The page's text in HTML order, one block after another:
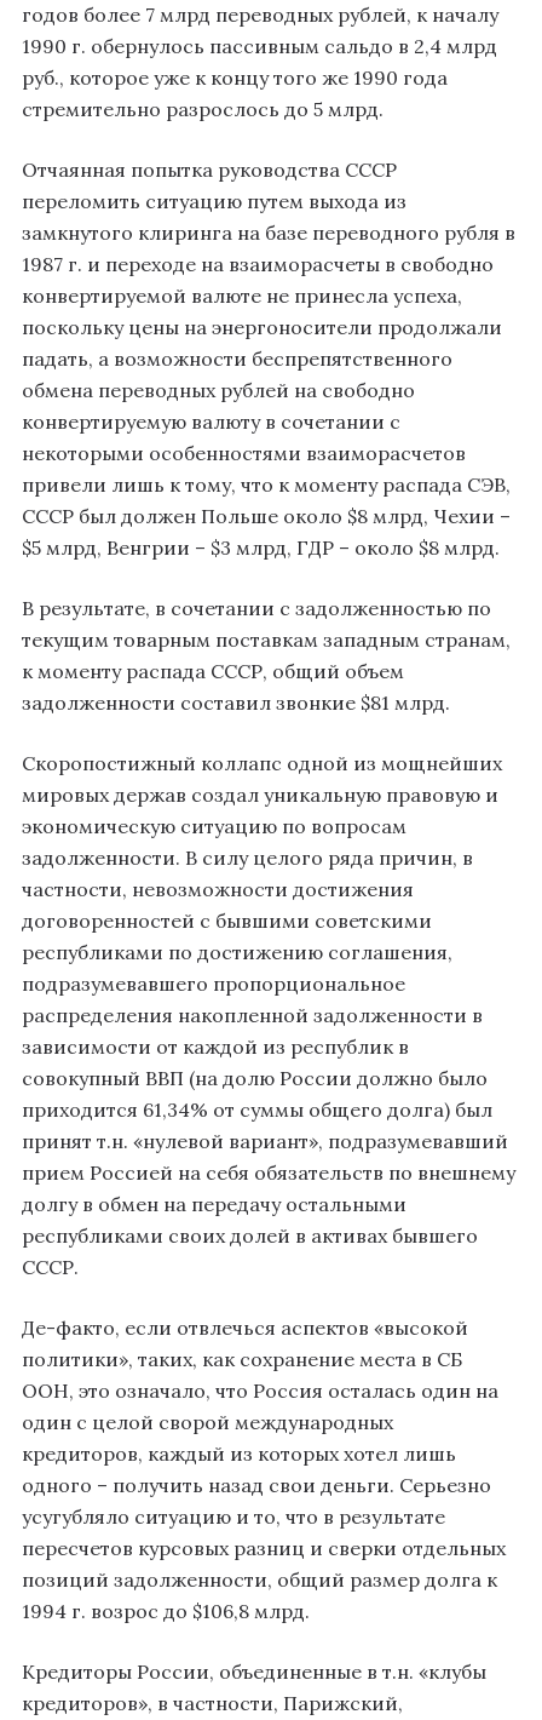
годов более 7 млрд переводных рублей, к началу
1990 г. обернулось пассивным сальдо в 2,4 млрд
руб., которое уже к концу того же 1990 года
стремительно разрослось до 5 млрд.
Отчаянная попытка руководства СССР
переломить ситуацию путем выхода из
замкнутого клиринга на базе переводного рубля в
1987 г. и переходе на взаиморасчеты в свободно
конвертируемой валюте не принесла успеха,
поскольку цены на энергоносители продолжали
падать, а возможности беспрепятственного
обмена переводных рублей на свободно
конвертируемую валюту в сочетании с
некоторыми особенностями взаиморасчетов
привели лишь к тому, что к моменту распада СЭВ,
СССР был должен Польше около $8 млрд, Чехии –
$5 млрд, Венгрии – $3 млрд, ГДР – около $8 млрд.
В результате, в сочетании с задолженностью по
текущим товарным поставкам западным странам,
к моменту распада СССР, общий объем
задолженности составил звонкие $81 млрд.
Скоропостижный коллапс одной из мощнейших
мировых держав создал уникальную правовую и
экономическую ситуацию по вопросам
задолженности. В силу целого ряда причин, в
частности, невозможности достижения
договоренностей с бывшими советскими
республиками по достижению соглашения,
подразумевавшего пропорциональное
распределения накопленной задолженности в
зависимости от каждой из республик в
совокупный ВВП (на долю России должно было
приходится 61,34% от суммы общего долга) был
принят т.н. «нулевой вариант», подразумевавший
прием Россией на себя обязательств по внешнему
долгу в обмен на передачу остальными
республиками своих долей в активах бывшего
СССР.
Де-факто, если отвлечься аспектов «высокой
политики», таких, как сохранение места в СБ
ООН, это означало, что Россия осталась один на
один с целой сворой международных
кредиторов, каждый из которых хотел лишь
одного – получить назад свои деньги. Серьезно
усугубляло ситуацию и то, что в результате
пересчетов курсовых разниц и сверки отдельных
позиций задолженности, общий размер долга к
1994 г. возрос до $106,8 млрд.
Кредиторы России, объединенные в т.н. «клубы
кредиторов», в частности, Парижский,